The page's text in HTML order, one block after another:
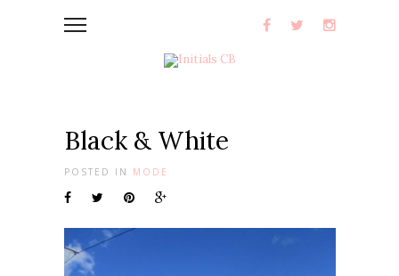
Black & White
POSTED IN MODE